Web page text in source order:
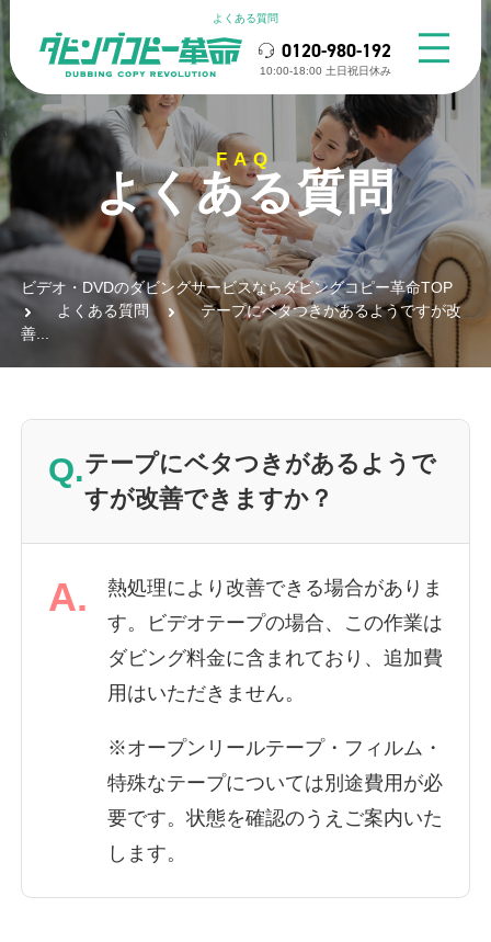
よくある質問
0120-980-192
10:00-18:00 ⼟⽇祝⽇休み
FAQ
よくある質問
ビデオ・DVDのダビングサービスならダビングコピー革命TOP
よくある質問
テープにベタつきがあるようですが改
善...
Q.テープにベタつきがあるようで
すが改善できますか？
A.
熱処理により改善できる場合がありま
す。ビデオテープの場合、この作業は
ダビング料金に含まれており、追加費
用はいただきません。
※オープンリールテープ・フィルム・
特殊なテープについては別途費用が必
要です。状態を確認のうえご案内いた
します。